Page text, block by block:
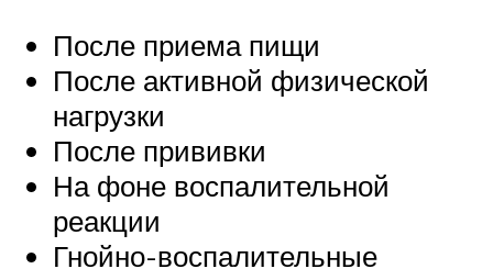
После приема пищи
После активной физической
нагрузки
После прививки
На фоне воспалительной
реакции
Гнойно-воспалительные